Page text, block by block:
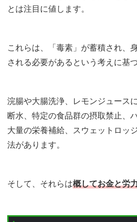
とは注目に値します。
これらは、「毒素」が蓄積され、
される必要があるという考えに基
浣腸や大腸洗浄、レモンジュース
断水、特定の食品群の摂取禁止、
大量の栄養補給、スウェットロッ
法があります。
そして、それらは概してお金と労